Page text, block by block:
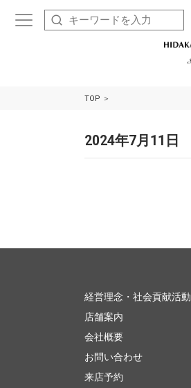
TOP
2024年7月11日
経営理念・社会貢献活動
店舗案内
会社概要
お問い合わせ
来店予約